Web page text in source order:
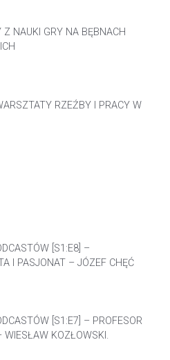
Z NAUKI GRY NA BĘBNACH
RZEŹBY I PRACY W
[S1:E8] –
I PASJONAT – JÓZEF CHĘĆ
[S1:E7] – PROFESOR
WIESŁAW KOZŁOWSKI.